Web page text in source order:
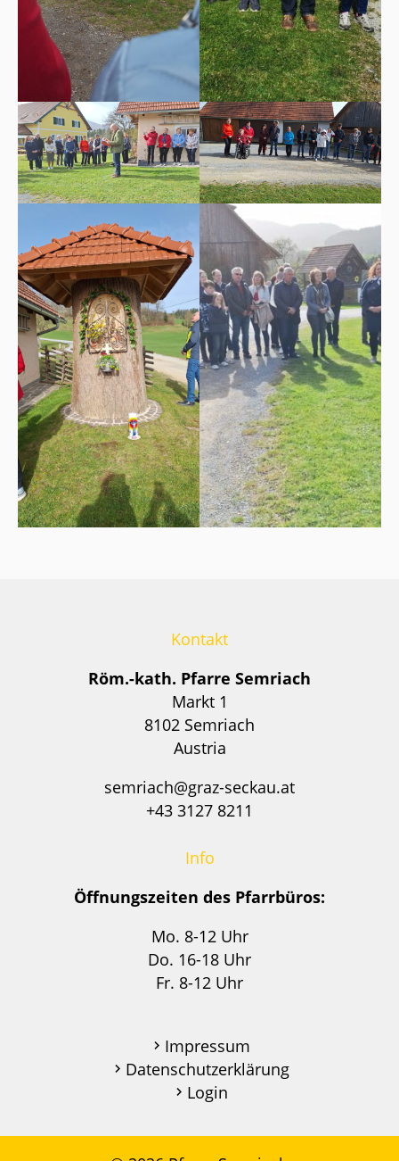
Kontakt
Röm.-kath. Pfarre Semriach
Markt 1
8102 Semriach
Austria
semriach@graz-seckau.at
+43 3127 8211
Info
Öffnungszeiten des Pfarrbüros:
Mo. 8-12 Uhr
Do. 16-18 Uhr
Fr. 8-12 Uhr
Impressum
Datenschutzerklärung
Login